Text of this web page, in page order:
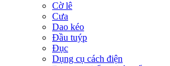
Cờ lê
Cưa
Dao kéo
Đầu tuýp
Đục
Dụng cụ cách điện